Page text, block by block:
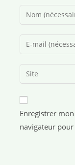
Enregistrer
navigateur